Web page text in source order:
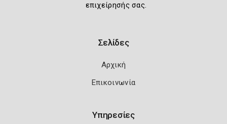
επιχείρησής σας.
Σελίδες
Αρχική
Επικοινωνία
Υπηρεσίες